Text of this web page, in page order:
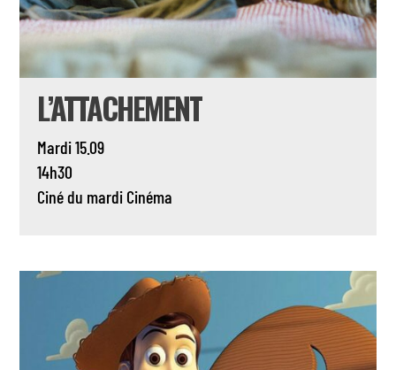
L’ATTACHEMENT
Mardi 15.09
14h30
Ciné du mardi Cinéma